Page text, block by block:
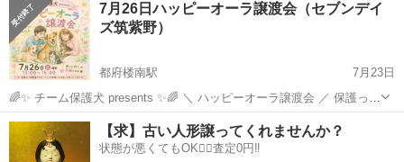
だいま」と「おかえり」がある毎日。 そんな小さな幸せが、 世界中に
広がって...
7月26日ハッピーオーラ譲渡会（セブンデイ
ズ筑紫野）
都府楼南駅
7月23日
🌈✨ チーム保護犬 presents ✨🌈 ＼ ハッピーオーラ譲渡会 ／ 保護っ子
たちが みんなを幸せに、包み込む。 そんな願いを込めて、 7月26日
（日）に譲渡会を開催します🐶🐱💕 保護っ子たちは、 人に裏切られ
福岡 筑紫野市 都府楼南駅 展示会 生きること
【求】古い人形譲ってくれませんか？
状態が悪くてもOK🙆‍♀️査定0円‼️